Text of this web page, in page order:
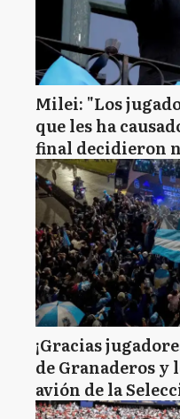
Milei: "Los
que les ha
final decidieron
¡Gracias
de Granaderos y
avión de la